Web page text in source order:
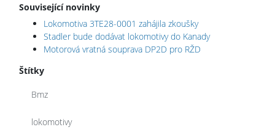
Související novinky
Lokomotiva 3TE28-0001 zahájila zkoušky
Stadler bude dodávat lokomotivy do Kanady
Motorová vratná souprava DP2D pro RŽD
Štítky
Bmz
lokomotivy